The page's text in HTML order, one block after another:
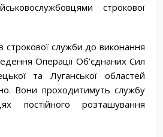
строкової
строкової служби до виконання
Операції Об’єднаних Сил
та Луганської областей
Вони проходитимуть службу
постійного розташування